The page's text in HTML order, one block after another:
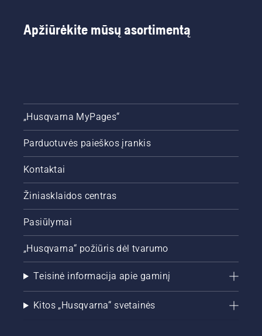
Apžiūrėkite mūsų asortimentą
„Husqvarna MyPages“
Parduotuvės paieškos įrankis
Kontaktai
Žiniasklaidos centras
Pasiūlymai
„Husqvarna“ požiūris dėl tvarumo
Teisinė informacija apie gaminį
Kitos „Husqvarna“ svetainės